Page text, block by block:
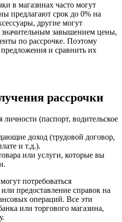
в магазинах часто могут
предлагают срок до 0% на
другие могут
значительным завышением цены,
по рассрочке. Поэтому
и сравнить их
рассрочки
(паспорт, водительское
доход (трудовой договор,
и т.д.).
или услуги, которые вы
потребоваться
предоставление справок на
операций. Все эти
или торгового магазина,